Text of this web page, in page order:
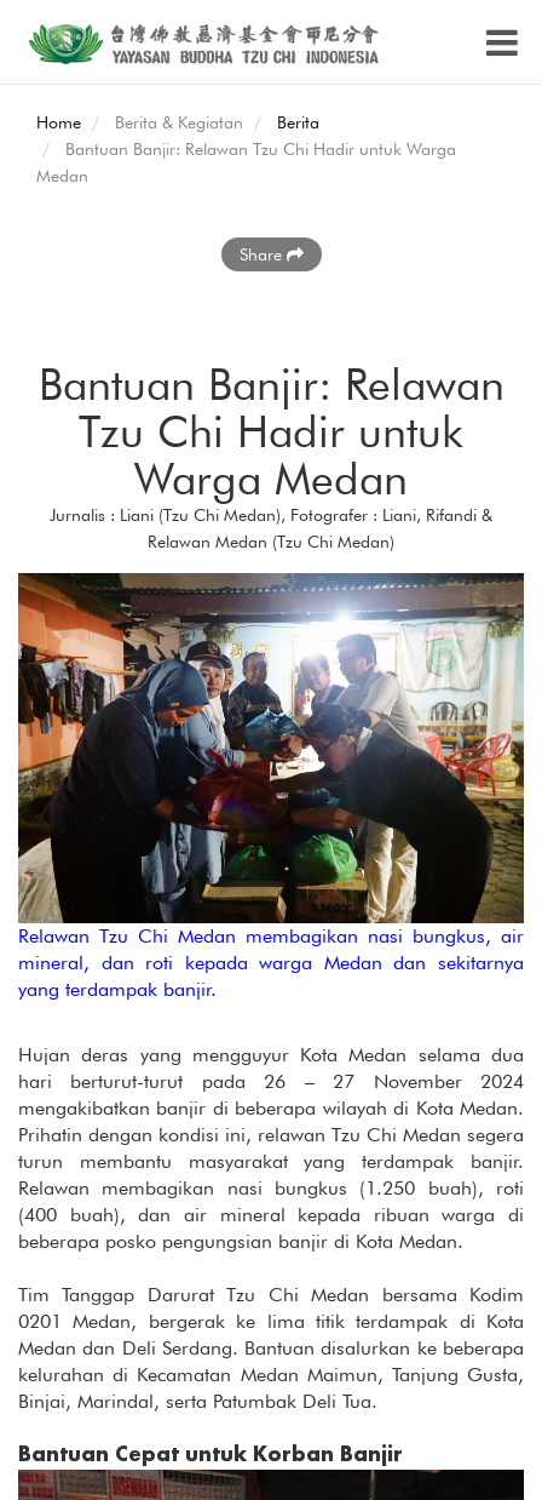
Home Berita & Kegiatan
Berita
Bantuan Banjir: Relawan Tzu Chi Hadir untuk Warga
Medan
Share
Bantuan Banjir: Relawan
Tzu Chi Hadir untuk
Warga Medan
Jurnalis : Liani (Tzu Chi Medan), Fotografer : Liani, Rifandi &
Relawan Medan (Tzu Chi Medan)
Relawan Tzu Chi Medan membagikan nasi bungkus, air
mineral, dan roti kepada warga Medan dan sekitarnya
yang terdampak banjir.
Hujan deras yang mengguyur Kota Medan selama dua
hari berturut-turut pada 26 – 27 November 2024
mengakibatkan banjir di beberapa wilayah di Kota Medan.
Prihatin dengan kondisi ini, relawan Tzu Chi Medan segera
turun membantu masyarakat yang terdampak banjir.
Relawan membagikan nasi bungkus (1.250 buah), roti
(400 buah), dan air mineral kepada ribuan warga di
beberapa posko pengungsian banjir di Kota Medan.
Tim Tanggap Darurat Tzu Chi Medan bersama Kodim
0201 Medan, bergerak ke lima titik terdampak di Kota
Medan dan Deli Serdang. Bantuan disalurkan ke beberapa
kelurahan di Kecamatan Medan Maimun, Tanjung Gusta,
Binjai, Marindal, serta Patumbak Deli Tua.
Bantuan Cepat untuk Korban Banjir